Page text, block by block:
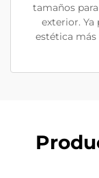
tamaños
exterior.
estética